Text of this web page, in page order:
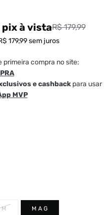
à vistaR$ 179,99
179,99sem juros
primeira compra no site:
e cashbackpara usar
MVP
M A G